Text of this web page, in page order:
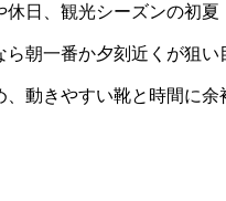
日、観光シーズンの初
朝一番か夕刻近くが狙
動きやすい靴と時間に